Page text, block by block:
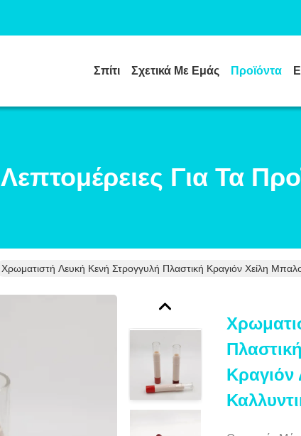
Σπίτι Σχετικά Με Εμάς Προϊόντα
Λεπτομέρειες Για Τα
Χρωματιστή Λευκή Κενή Στρογγυλή Πλαστική Κραγιόν Χείλη
Κραγιόν